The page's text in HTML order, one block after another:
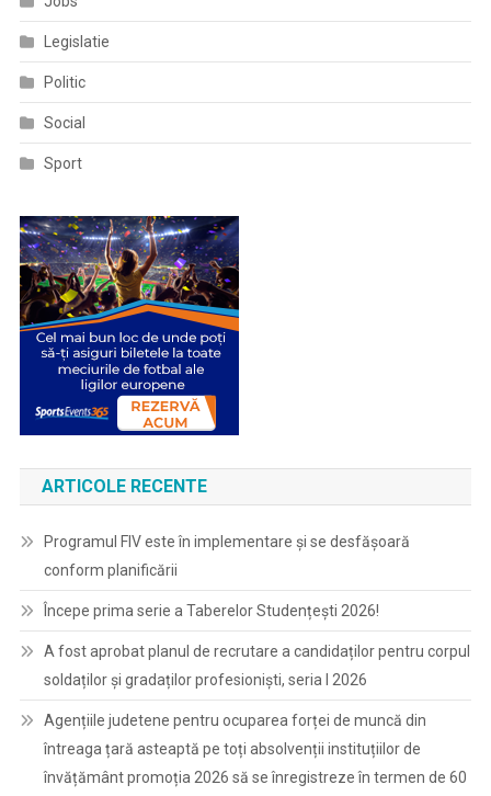
Legislatie
Politic
Social
Sport
ARTICOLE RECENTE
Programul FIV este în implementare și se desfășoară
conform planificării
Începe prima serie a Taberelor Studențești 2026!
A fost aprobat planul de recrutare a candidaților pentru corpul
soldaților și gradaților profesioniști, seria I 2026
Agențiile judetene pentru ocuparea forței de muncă din
întreaga țară asteaptă pe toți absolvenții instituțiilor de
învățământ promoția 2026 să se înregistreze în termen de 60